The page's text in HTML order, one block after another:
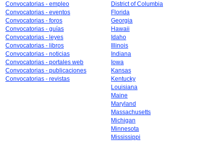
Convocatorias - empleo
Convocatorias - eventos
Convocatorias - foros
Convocatorias - guías
Convocatorias - leyes
Convocatorias - libros
Convocatorias - noticias
Convocatorias - portales web
Convocatorias - publicaciones
Convocatorias - revistas
District of Columbia
Florida
Georgia
Hawaii
Idaho
Illinois
Indiana
Iowa
Kansas
Kentucky
Louisiana
Maine
Maryland
Massachusetts
Michigan
Minnesota
Mississippi